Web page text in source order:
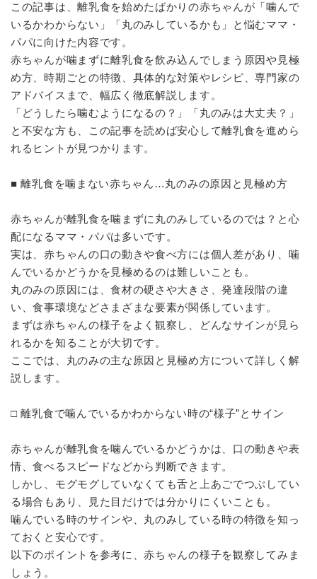
この記事は、離乳食を始めたばかりの赤ちゃんが「噛んで
いるかわからない」「丸のみしているかも」と悩むママ・
パパに向けた内容です。
赤ちゃんが噛まずに離乳食を飲み込んでしまう原因や見極
め方、時期ごとの特徴、具体的な対策やレシピ、専門家の
アドバイスまで、幅広く徹底解説します。
「どうしたら噛むようになるの？」「丸のみは大丈夫？」
と不安な方も、この記事を読めば安心して離乳食を進めら
れるヒントが見つかります。
■ 離乳食を噛まない赤ちゃん…丸のみの原因と見極め方
赤ちゃんが離乳食を噛まずに丸のみしているのでは？と心
配になるママ・パパは多いです。
実は、赤ちゃんの口の動きや食べ方には個人差があり、噛
んでいるかどうかを見極めるのは難しいことも。
丸のみの原因には、食材の硬さや大きさ、発達段階の違
い、食事環境などさまざまな要素が関係しています。
まずは赤ちゃんの様子をよく観察し、どんなサインが見ら
れるかを知ることが大切です。
ここでは、丸のみの主な原因と見極め方について詳しく解
説します。
□ 離乳食で噛んでいるかわからない時の“様子”とサイン
赤ちゃんが離乳食を噛んでいるかどうかは、口の動きや表
情、食べるスピードなどから判断できます。
しかし、モグモグしていなくても舌と上あごでつぶしてい
る場合もあり、見た目だけでは分かりにくいことも。
噛んでいる時のサインや、丸のみしている時の特徴を知っ
ておくと安心です。
以下のポイントを参考に、赤ちゃんの様子を観察してみま
しょう。